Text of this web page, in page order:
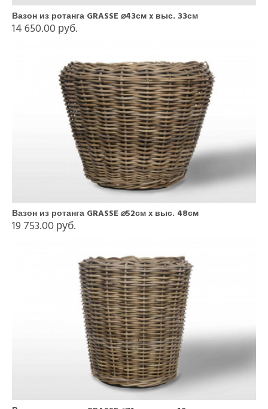
Вазон из ротанга GRASSE ⌀43см x выс. 33см
14 650.00 руб.
Вазон из ротанга GRASSE ⌀52см x выс. 48см
19 753.00 руб.